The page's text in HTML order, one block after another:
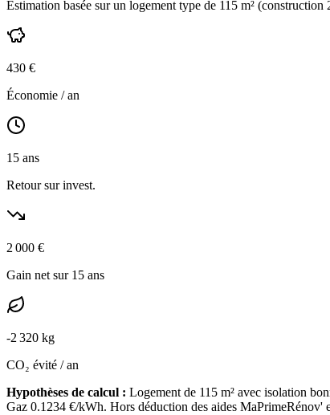
Estimation basée sur un logement type de 115 m² (construction
430 €
Économie / an
15 ans
Retour sur invest.
2 000 €
Gain net sur 15 ans
-2 320 kg
CO₂ évité / an
Hypothèses de calcul : Logement de 115 m² avec isolation
Gaz 0.1234 €/kWh. Hors déduction des aides MaPrimeRénov'